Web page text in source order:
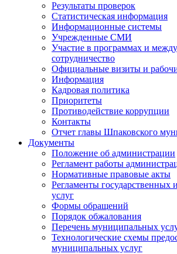
Результаты проверок
Статистическая информация
Информационные системы
Учрежденные СМИ
Участие в программах и
сотрудничество
Официальные визиты и
Информация
Кадровая политика
Приоритеты
Противодействие коррупции
Контакты
Отчет главы Шпаковского
Документы
Положение об администрации
Регламент работы
Нормативные правовые акты
Регламенты
услуг
Формы обращений
Порядок обжалования
Перечень муниципальных
Технологические схемы
муниципальных услуг